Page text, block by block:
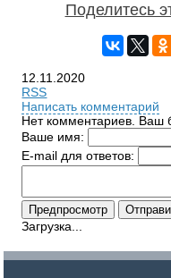
Поделитесь
12.11.2020
RSS
Написать комментарий
Нет комментариев. Ваш
Ваше имя:
E-mail для ответов:
Загрузка...